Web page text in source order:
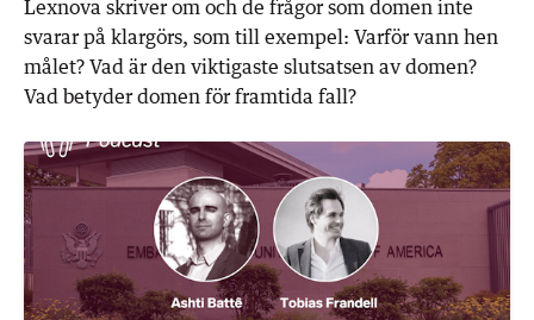
Lexnova skriver om och de frågor som domen inte
svarar på klargörs, som till exempel: Varför vann hen
målet? Vad är den viktigaste slutsatsen av domen?
Vad betyder domen för framtida fall?